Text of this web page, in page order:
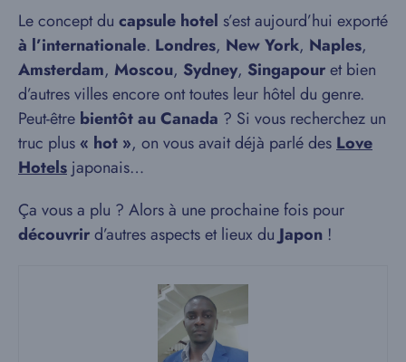
Le concept du capsule hotel s’est aujourd’hui exporté
à l’internationale. Londres, New York, Naples,
Amsterdam, Moscou, Sydney, Singapouret bien
d’autres villes encore ont toutes leur hôtel du genre.
Peut-être bientôt au Canada ? Si vous recherchez un
truc plus« hot », on vous avait déjà parlé des Love
Hotels japonais…
Ça vous a plu ? Alors à une prochaine fois pour
découvrird’autres aspects et lieux du Japon !